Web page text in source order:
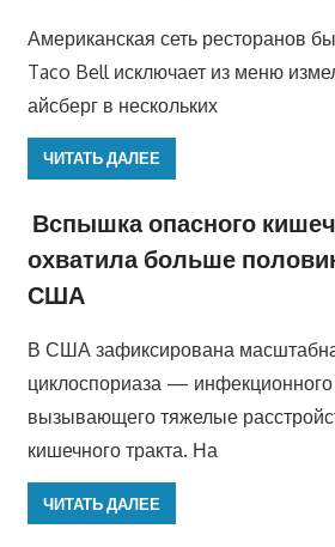
Американская сеть ресторанов
Taco Bell исключает из меню
айсберг в нескольких
ЧИТАТЬ ДАЛЕЕ
Вспышка опасного
охватила больше
США
В США зафиксирована
циклоспориаза —
вызывающего тяжелые
кишечного тракта. На
ЧИТАТЬ ДАЛЕЕ